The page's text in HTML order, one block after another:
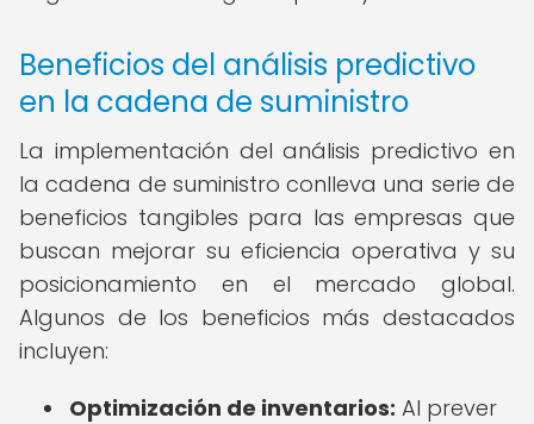
Beneficios del análisis predictivo
en la cadena de suministro
La implementación del análisis predictivo en
la cadena de suministro conlleva una serie de
beneficios tangibles para las empresas que
buscan mejorar su eficiencia operativa y su
posicionamiento en el mercado global.
Algunos de los beneficios más destacados
incluyen:
Optimización de inventarios: Al prever